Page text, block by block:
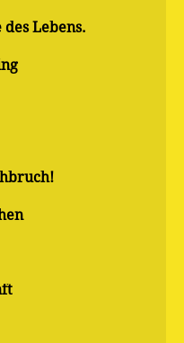
Lebens.